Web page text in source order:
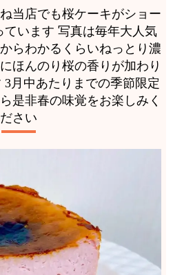
当店でも桜ケーキがショー
います 写真は毎年大人気
らわかるくらいねっとり濃
ほんのり桜の香りが加わり
月中あたりまでの季節限定
是非春の味覚をお楽しみく
ださい